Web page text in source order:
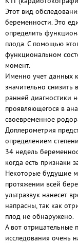
Этот вид
беременности. Это
определить
плода. С помощью
функциональном
момент.
Именно учет данных
значительно снизить
ранней диагностики
проявляющегося в
своевременное
Доплерометрия
определением
34 недель
когда есть признаки
Некоторые будущие
протяжении всей
ультразвук нанесет
напрасны, так как
плод не обнаружено.
А вот отрицательные
исследования очень